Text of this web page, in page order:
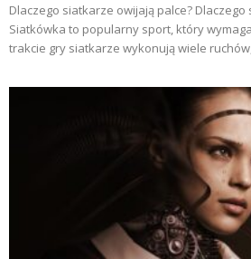
Dlaczego siatkarze owijają palce?
Siatkówka to popularny sport, który
trakcie gry siatkarze wykonują wiele